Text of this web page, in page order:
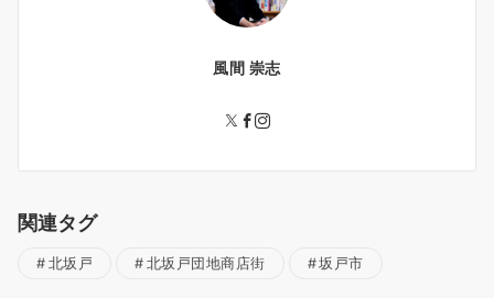
風間 崇志
関連タグ
北坂戸 北坂戸団地商店街 坂戸市